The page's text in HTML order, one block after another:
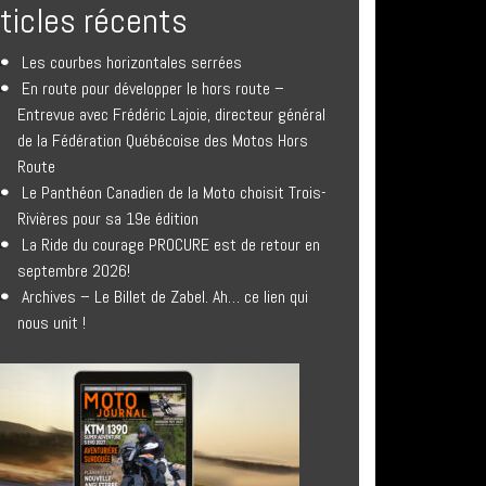
récents
Les courbes horizontales serrées
En route pour développer le hors route –
Entrevue avec Frédéric Lajoie, directeur général
de la Fédération Québécoise des Motos Hors
Route
Le Panthéon Canadien de la Moto choisit Trois-
Rivières pour sa 19e édition
La Ride du courage PROCURE est de retour en
septembre 2026!
Archives – Le Billet de Zabel. Ah… ce lien qui
nous unit !